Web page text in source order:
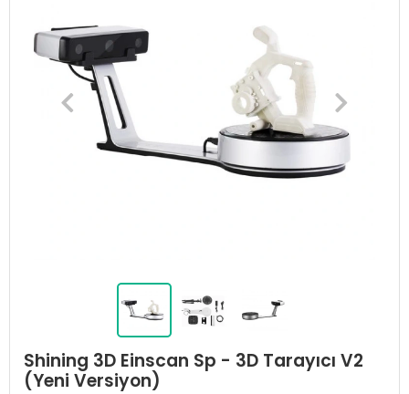
Shining 3D Einscan Sp - 3D Tarayıcı V2
(Yeni Versiyon)